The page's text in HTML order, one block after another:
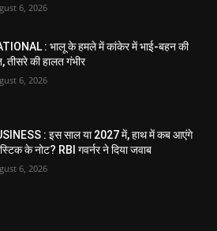
6, 2026
: भालू के हमले में कांकेर में भाई-बहन की
तीसरे की हालत गंभीर
6, 2026
: इस साल या 2027 में, हाथ में कब आएंगे
के नोट? RBI गवर्नर ने दिया जवाब
6, 2026